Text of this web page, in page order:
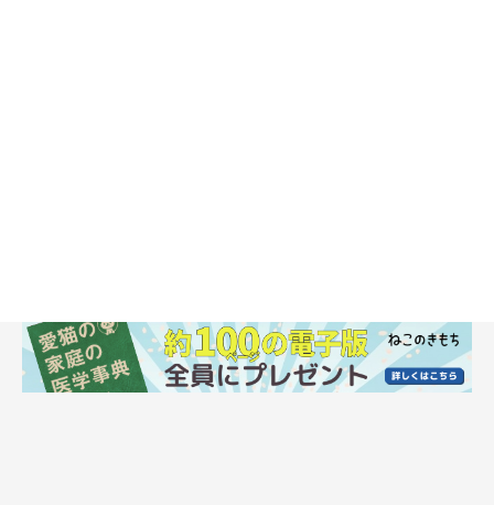
猫は、自分でベストだと思った場所を選んでいます。もしも寒そ